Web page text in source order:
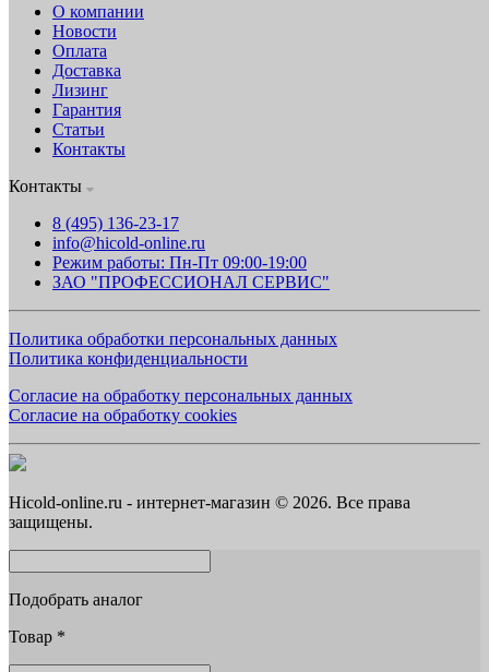
О компании
Новости
Оплата
Доставка
Лизинг
Гарантия
Статьи
Контакты
Контакты
8 (495) 136-23-17
info@hicold-online.ru
Режим работы: Пн-Пт 09:00-19:00
ЗАО "ПРОФЕССИОНАЛ СЕРВИС"
Политика обработки персональных данных
Политика конфиденциальности
Согласие на обработку персональных данных
Согласие на обработку cookies
Hicold-online.ru - интернет-магазин © 2026. Все права
защищены.
Подобрать аналог
Товар *